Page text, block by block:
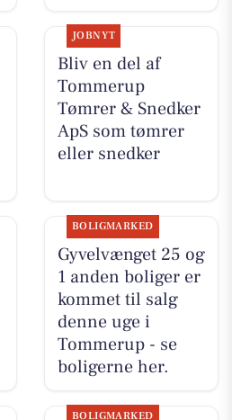
JOBNYT
Bliv en del af
Tommerup
Tømrer & Snedker
ApS som tømrer
eller snedker
BOLIGMARKED
Gyvelvænget 25 og
1 anden boliger er
kommet til salg
denne uge i
Tommerup - se
boligerne her.
BOLIGMARKED